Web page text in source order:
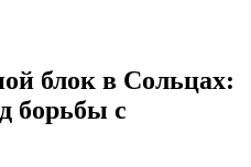
блок в Сольцах:
борьбы с